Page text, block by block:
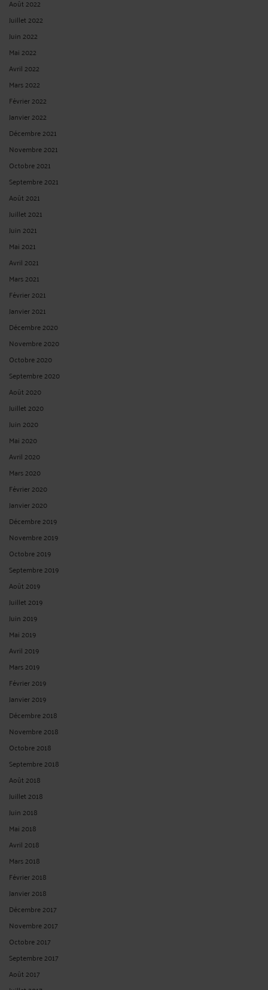
LA VIOLATION D’UNE REGLE D’URBANISME ET DEMANDE DE
DEMOLITION.
ParRaymond AUTEVILLE
pour objet, la première, la construction d'un abri de jardin de 15 m² et, la
seconde, la construction d'un abri bois de 12 m², le maire de la commune de
Peynier, par arrêtés du 14 janvier 2009 et du 28 avril 2010, a ...
PRESCRIPTION DE L’ACTION EN PAIEMENT DU SOLDE DU PRIX
DANS LE CCMI.
ParRaymond AUTEVILLE
M. et Mme P. ont conclu avec la société Logemaine un contrat de construction
d'une maison individuelle avec fourniture du plan. La réception de l'ouvrage est
assigné M. et Mme P. en paiement d'un solde du prix des travaux ...
LE COPARTAGEANT QUI PRETEND S’ETRE LIBERE D’UNE DETTE
DOIT JUSTIFIER L’EXTINCTION DE SON OBLIGATION.
ParRaymond AUTEVILLE
W. et Mme Elizabeth M., en l'état d'un testament léguant divers biens à ses
petits-enfants, M. Jean-Pierre W. a assigné ses cohéritiers en ouverture des
opérations de comptes, liquidation et partage ...
CONTACTER ME AUTEVILLE
Derniers commentaires
tjdykut :